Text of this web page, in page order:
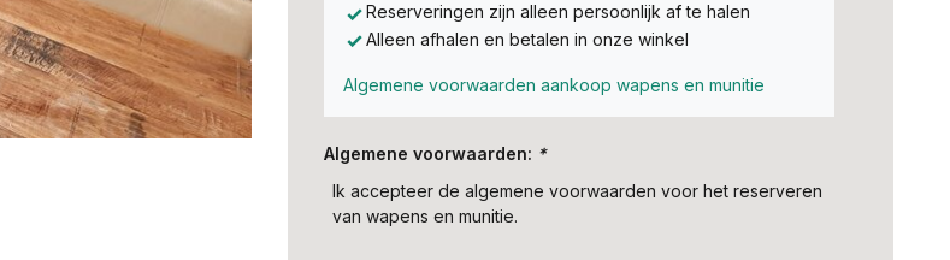
Reserveringen zijn alleen persoonlijk af te halen
Alleen afhalen en betalen in onze winkel
Algemene voorwaarden aankoop wapens en munitie
Algemene voorwaarden: *
Ik accepteer de algemene voorwaarden voor het reserveren
van wapens en munitie.